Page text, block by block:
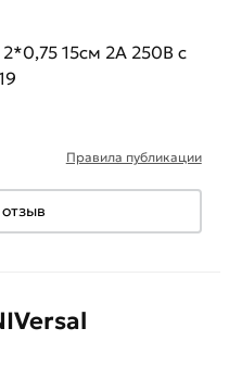
15см 2А 250В c
Правила публикации